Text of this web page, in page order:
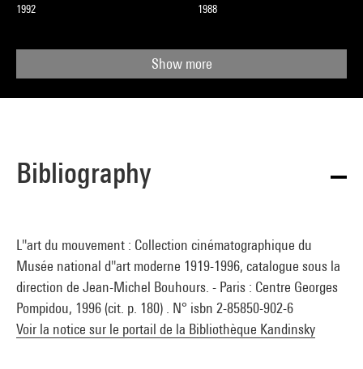
1992
1988
Show more
Bibliography
L''art du mouvement : Collection cinématographique du
Musée national d''art moderne 1919-1996, catalogue sous la
direction de Jean-Michel Bouhours. - Paris : Centre Georges
Pompidou, 1996 (cit. p. 180) . N° isbn 2-85850-902-6
Voir la notice sur le portail de la Bibliothèque Kandinsky